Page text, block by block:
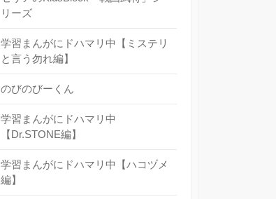
リーズ
学習まんがにドハマリ中【ミステリ
と言う勿れ編】
のびのびーくん
学習まんがにドハマリ中
【Dr.STONE編】
学習まんがにドハマリ中【ハコヅメ
編】